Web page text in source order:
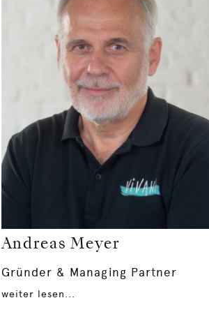
Andreas Meyer
Gründer & Managing Partner
weiter lesen...